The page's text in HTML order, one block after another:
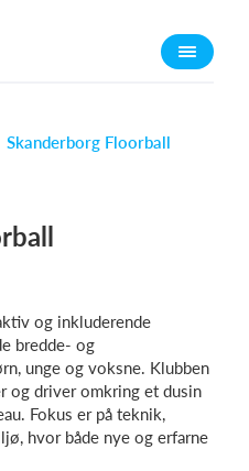
Skanderborg Floorball
og inkluderende
bredde- og
unge og voksne. Klubben
og driver omkring et dusin
Fokus er på teknik,
hvor både nye og erfarne